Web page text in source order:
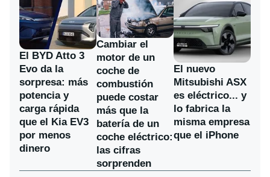
El BYD Atto 3
Evo da la
sorpresa: más
potencia y
carga rápida
que el Kia EV3
por menos
dinero
Cambiar el
motor de un
coche de
combustión
puede costar
más que la
batería de un
coche eléctrico:
las cifras
sorprenden
El nuevo
Mitsubishi ASX
es eléctrico... y
lo fabrica la
misma empresa
que el iPhone